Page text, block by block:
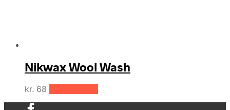
Nikwax Wool Wash
kr. 68